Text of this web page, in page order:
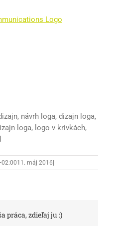
návrh loga, dizajn loga,
loga, logo v krivkách,
11. máj 2016
práca, zdieľaj ju :)